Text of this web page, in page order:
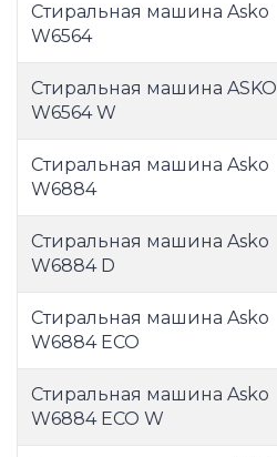
Стиральная машина Asko
W6564
Стиральная машина ASKO
W6564 W
Стиральная машина Asko
W6884
Стиральная машина Asko
W6884 D
Стиральная машина Asko
W6884 ECO
Стиральная машина Asko
W6884 ECO W